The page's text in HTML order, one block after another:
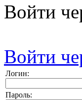
Войти
Войти
Логин:
Пароль: